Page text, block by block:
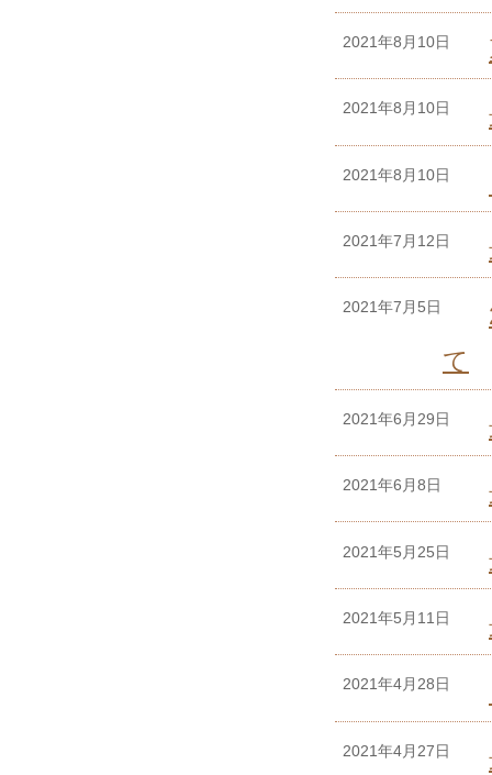
2021年8月10日
2021年8月10日
2021年8月10日
2021年7月12日
2021年7月5日
て
2021年6月29日
2021年6月8日
2021年5月25日
2021年5月11日
2021年4月28日
2021年4月27日